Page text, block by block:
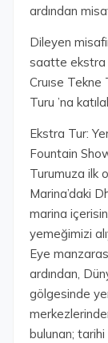
ardından
Dileyen
saatte ekstra
Cruıse Tekne
Turu ’na
Ekstra Tur:
Fountain
Turumuza ilk
Marina’daki
marina
yemeğimizi
Eye
ardından,
gölgesinde
bulunan;